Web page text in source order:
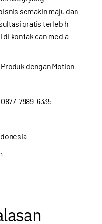
semakin maju dan
gratis terlebih
di kontak dan media
dengan Motion
7989-6335